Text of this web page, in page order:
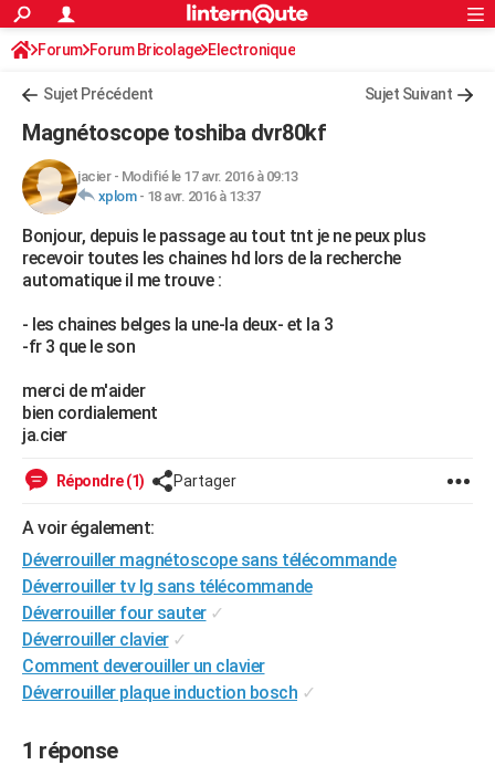
ACTUALITÉS
Politique
Société
Faits Divers
Education
Monde
Villes
+
FINANCE
Retraite
Impôts
Epargne
Immobilier
Risques naturels par ville
Banque
Assurance
Crédit
AUTO
Essais
Réserver un essai
Citadines
Berlines
SUV
Forum auto
+HIGH-TECH
Mobiles
Meilleur smartphone
Internet
Ordinateurs
Jeux vidéo
Guide high-tech
+
Forum
Aménagement intérieur
Extérieur
Cuisine
Salle de bains
Jardinage
Rangement
WEEK-END
Guides de France
Escapades
Patrimoine
Expositions
Musées
Week-end nature
LIFESTYLE
Art de vivre
Bien-être
Loisirs
ModeModes de vie
SANTE
Alimentation
Guide de la santé
Maladies
Médicaments
Sommeil
VOYAGE
Destinations
City break
Voyage nature
Voyage de noces
Forum
Climat
PHOTO
GUIDES D'ACHAT
BONS PLANS
CARTE DE VOEUX
Carte de Noël
Carte Bonne année
Carte Saint-Valentin
Carte Pâques
Carte d'anniversaire
DICTIONNAIRE
Dictionnaire
Biographies
Citations
Expressions
Proverbes
PROGRAMME TV
S'inscrire
Connexion
Forum Forum Bricolage Electronique
Sujet Précédent Sujet Suivant
Magnétoscope toshiba dvr80kf
jacier- Modifié le 17 avr. 2016 à 09:13
xplom- 18 avr. 2016 à 13:37
Bonjour, depuis le passage au tout tnt je ne peux plus
recevoir toutes les chaines hd lors de la recherche
automatique il me trouve :
- les chaines belges la une-la deux- et la 3
-fr 3 que le son
merci de m'aider
bien cordialement
ja.cier
Répondre (1) Partager
A voir également:
Déverrouiller magnétoscope sans télécommande
Déverrouiller tv lg sans télécommande
Déverrouiller four sauter ✓
Déverrouiller clavier ✓
Comment deverouiller un clavier
Déverrouiller plaque induction bosch ✓
1 réponse